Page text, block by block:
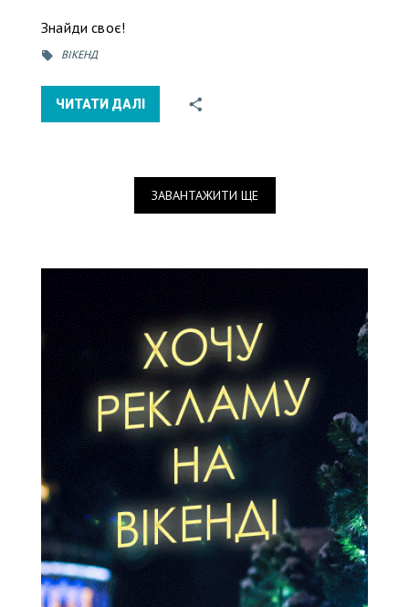
Знайди своє!
ВІКЕНД
ЧИТАТИ ДАЛІ
ЗАВАНТАЖИТИ ЩЕ